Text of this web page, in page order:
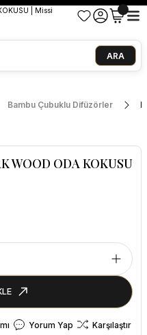
Kargo Bedava!
3 Al 2 Öde
ARA
Bambu Çubuklu Difüzörler
WOOD ODA KOKUSU
Yorum Yap
Karşılaştır